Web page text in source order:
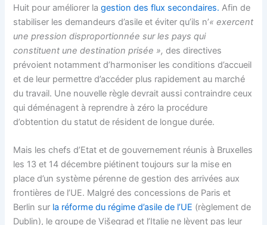
Huit pour améliorer lagestion des flux secondaires. Afin de
stabiliser les demandeurs d’asile et éviter qu’ils n’« exercent
une pression disproportionnée sur les pays qui
constituent une destination prisée »,des directives
prévoient notamment d’harmoniser les conditions d’accueil
et de leur permettre d’accéder plus rapidement au marché
du travail. Une nouvelle règle devrait aussi contraindre ceux
qui déménagent à reprendre à zéro la procédure
d’obtention du statut de résident de longue durée.
Mais les chefs d’Etat et de gouvernement réunis à Bruxelles
les 13 et 14 décembre piétinent toujours sur la mise en
place d’un système pérenne de gestion des arrivées aux
frontières de l’UE. Malgré des concessions de Paris et
Berlin sur la réforme du régime d’asile de l’UE (règlement de
Dublin), le groupe de Višegrad et l’Italie ne lèvent pas leur